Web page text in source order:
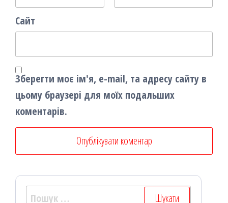
Сайт
Зберегти моє ім'я, e-mail, та адресу сайту в
цьому браузері для моїх подальших
коментарів.
Пошук: